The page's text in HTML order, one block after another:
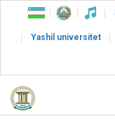
Yashil universitet